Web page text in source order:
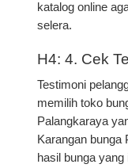
katalog online
selera.
H4: 4. Cek
Testimoni
memilih toko
Palangkaraya
Karangan bunga
hasil bunga